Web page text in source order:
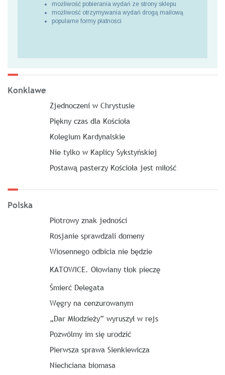
możliwość pobierania wydań ze strony sklepu
możliwość otrzymywania wydań drogą mailową
popularne formy płatności
Konklawe
Zjednoczeni w Chrystusie
Piękny czas dla Kościoła
Kolegium Kardynalskie
Nie tylko w Kaplicy Sykstyńskiej
Postawą pasterzy Kościoła jest miłość
Polska
Piotrowy znak jedności
Rosjanie sprawdzali domeny
Wiosennego odbicia nie będzie
KATOWICE. Ołowiany tłok pieczę
Śmierć Delegata
Węgry na cenzurowanym
„Dar Młodzieży” wyruszył w rejs
Pozwólmy im się urodzić
Pierwsza sprawa Sienkiewicza
Niechciana biomasa